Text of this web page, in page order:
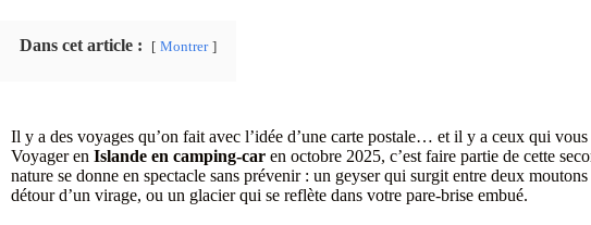
Dans cet article : Montrer
Il y a des voyages qu’on fait avec l’idée d’une carte postale… et il y a ceux qui
Voyager en Islande en camping-car en octobre 2025, c’est faire partie de cette
nature se donne en spectacle sans prévenir : un geyser qui surgit entre deux
détour d’un virage, ou un glacier qui se reflète dans votre pare-brise embué.